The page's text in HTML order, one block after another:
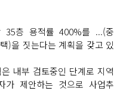
층 용적률 400%를 ...(중
)을 짓는다는 계획을 갖고 있
내부 검토중인 단계로 지역
가 제안하는 것으로 사업추